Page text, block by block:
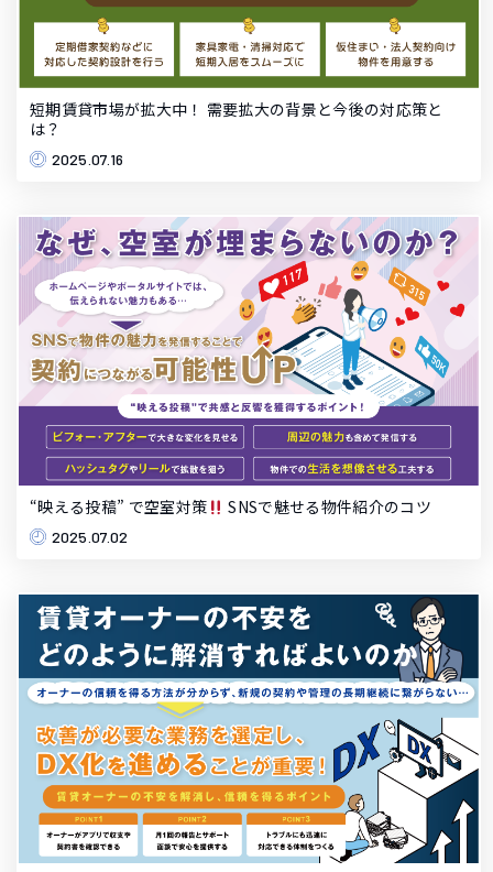
短期賃貸市場が拡大中！ 需要拡大の背景と今後の対応策と
は？
2025.07.16
“映える投稿” で空室対策 SNSで魅せる物件紹介のコツ
2025.07.02